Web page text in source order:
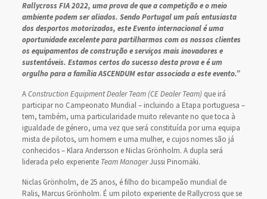
Rallycross FIA 2022, uma prova de que a competição e o meio
ambiente podem ser aliados. Sendo Portugal um país entusiasta
dos desportos motorizados, este Evento internacional é uma
oportunidade excelente para partilharmos com os nossos clientes
os equipamentos de construção e serviços mais inovadores e
sustentáveis. Estamos certos do sucesso desta prova e é um
orgulho para a família ASCENDUM estar associada a este evento.”
AConstruction EquipmentDealer Team (CE Dealer Team) que irá
participar no Campeonato Mundial – incluindo a Etapa portuguesa –
tem, também, uma particularidade muito relevante no que toca à
igualdade de género, uma vez que será constituída por uma equipa
mista de pilotos, um homem e uma mulher, e cujos nomes são já
conhecidos – Klara Andersson e Niclas Grönholm. A dupla será
liderada pelo experiente Team ManagerJussi Pinomäki.
Niclas Grönholm, de 25 anos, é filho do bicampeão mundial de
Ralis, Marcus Grönholm. É um piloto experiente de Rallycross que se